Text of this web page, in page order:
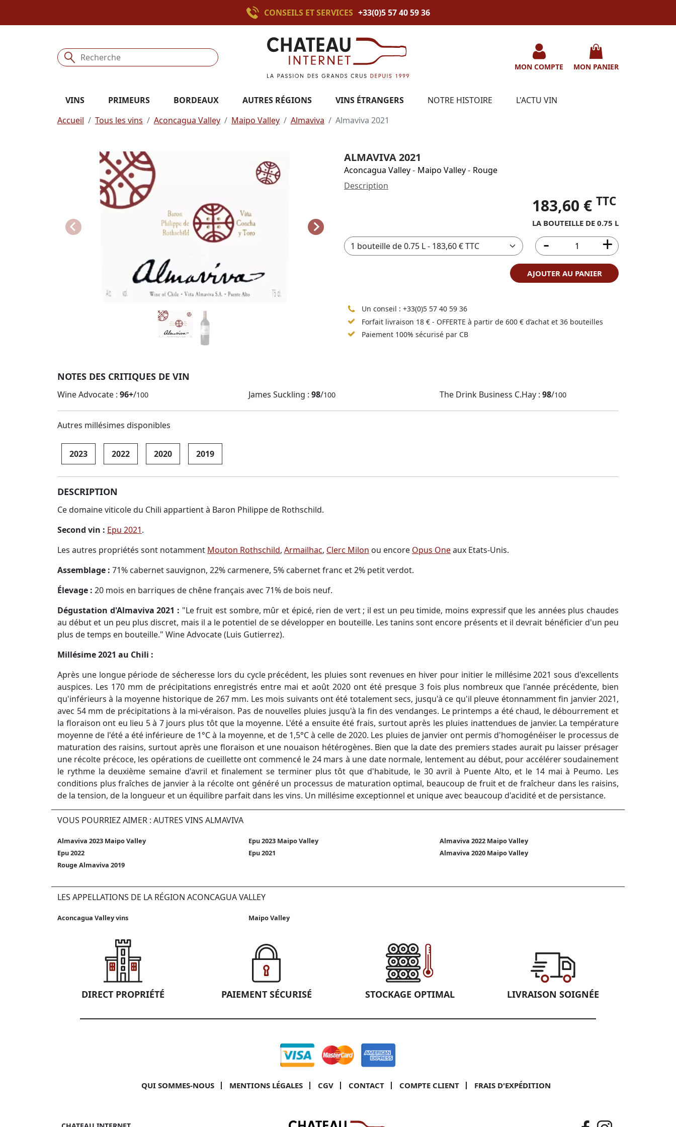
CONSEILS ET SERVICES +33(0)5 57 40 59 36
MON COMPTE MON PANIER
VINS PRIMEURS BORDEAUX AUTRES RÉGIONS VINS ÉTRANGERS NOTRE HISTOIRE
L'ACTU VIN
Accueil
Tous les vins Aconcagua Valley Maipo Valley Almaviva Almaviva 2021
ALMAVIVA 2021
Aconcagua Valley- Maipo Valley- Rouge
Description
183,60 € TTC
LA BOUTEILLE DE 0.75 L
AJOUTER AU PANIER
Un conseil : +33(0)5 57 40 59 36
Forfait livraison 18 € - OFFERTE à partir de 600 € d’achat et 36 bouteilles
Paiement 100% sécurisé par CB
NOTES DES CRITIQUES DE VIN
Wine Advocate : 96+/100 James Suckling : 98/100 The Drink Business C.Hay : 98/100
Autres millésimes disponibles
2023 2022 2020 2019
DESCRIPTION
Ce domaine viticole du Chili appartient à Baron Philippe de Rothschild.
Second vin : Epu 2021.
Les autres propriétés sont notamment Mouton Rothschild, Armailhac, Clerc Milon ou encore Opus Oneaux Etats-Unis.
Assemblage : 71% cabernet sauvignon, 22% carmenere, 5% cabernet franc et 2% petit verdot.
Élevage : 20 mois en barriques de chêne français avec 71% de bois neuf.
Dégustation d'Almaviva 2021 : "Le fruit est sombre, mûr et épicé, rien de vert ; il est un peu timide, moins expressif que les années plus chaudes
au début et un peu plus discret, mais il a le potentiel de se développer en bouteille. Les tanins sont encore présents et il devrait bénéficier d'un peu
plus de temps en bouteille." Wine Advocate (Luis Gutierrez).
Millésime 2021 au Chili :
Après une longue période de sécheresse lors du cycle précédent, les pluies sont revenues en hiver pour initier le millésime 2021 sous d'excellents
auspices. Les 170 mm de précipitations enregistrés entre mai et août 2020 ont été presque 3 fois plus nombreux que l'année précédente, bien
qu'inférieurs à la moyenne historique de 267 mm. Les mois suivants ont été totalement secs, jusqu'à ce qu'il pleuve étonnamment fin janvier 2021,
avec 54 mm de précipitations à la mi-véraison. Pas de nouvelles pluies jusqu'à la fin des vendanges. Le printemps a été chaud, le débourrement et
la floraison ont eu lieu 5 à 7 jours plus tôt que la moyenne. L'été a ensuite été frais, surtout après les pluies inattendues de janvier. La température
moyenne de l'été a été inférieure de 1°C à la moyenne, et de 1,5°C à celle de 2020. Les pluies de janvier ont permis d'homogénéiser le processus de
maturation des raisins, surtout après une floraison et une nouaison hétérogènes. Bien que la date des premiers stades aurait pu laisser présager
une récolte précoce, les opérations de cueillette ont commencé le 24 mars à une date normale, lentement au début, pour accélérer soudainement
le rythme la deuxième semaine d'avril et finalement se terminer plus tôt que d'habitude, le 30 avril à Puente Alto, et le 14 mai à Peumo. Les
conditions plus fraîches de janvier à la récolte ont généré un processus de maturation optimal, beaucoup de fruit et de fraîcheur dans les raisins,
de la tension, de la longueur et un équilibre parfait dans les vins. Un millésime exceptionnel et unique avec beaucoup d'acidité et de persistance.
VOUS POURRIEZ AIMER : AUTRES VINS ALMAVIVA
Almaviva 2023 Maipo Valley Epu 2023 Maipo Valley
Almaviva 2022 Maipo Valley
Epu 2022
Epu 2021
Almaviva 2020 Maipo Valley
Rouge Almaviva 2019
LES APPELLATIONS DE LA RÉGION ACONCAGUA VALLEY
Aconcagua Valley vins Maipo Valley
DIRECT PROPRIÉTÉ PAIEMENT SÉCURISÉ STOCKAGE OPTIMAL LIVRAISON SOIGNÉE
QUI SOMMES-NOUS MENTIONS LÉGALES CGV CONTACT COMPTE CLIENT FRAIS D'EXPÉDITION